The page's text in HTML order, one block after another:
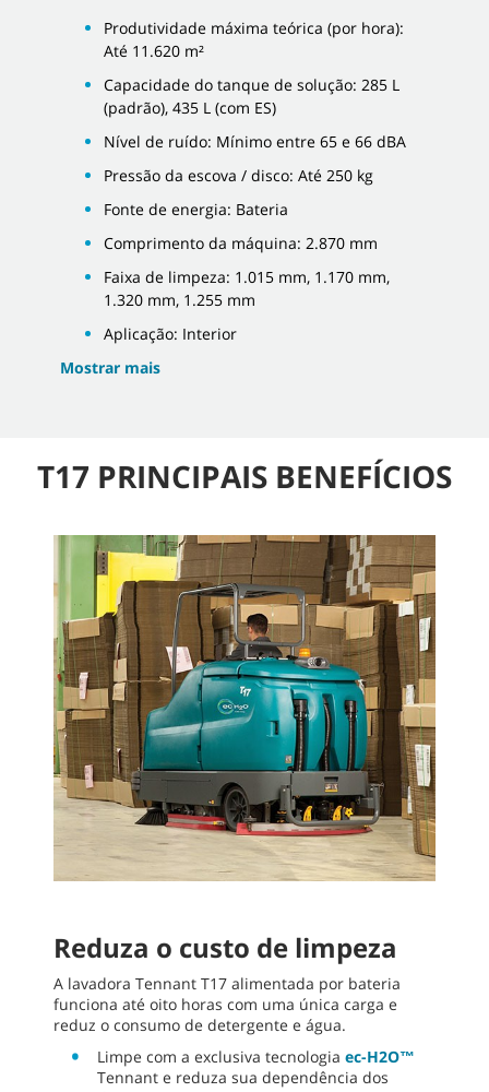
Produtividade máxima teórica (por hora):
Até 11.620 m²
Capacidade do tanque de solução: 285 L
(padrão), 435 L (com ES)
Nível de ruído: Mínimo entre 65 e 66 dBA
Pressão da escova / disco: Até 250 kg
Fonte de energia: Bateria
Comprimento da máquina: 2.870 mm
Faixa de limpeza: 1.015 mm, 1.170 mm,
1.320 mm, 1.255 mm
Aplicação: Interior
Mostrar mais
T17 PRINCIPAIS BENEFÍCIOS
Reduza o custo de limpeza
A lavadora Tennant T17 alimentada por bateria
funciona até oito horas com uma única carga e
reduz o consumo de detergente e água.
Limpe com a exclusiva tecnologia ec-H2O™
Tennant e reduza sua dependência dos